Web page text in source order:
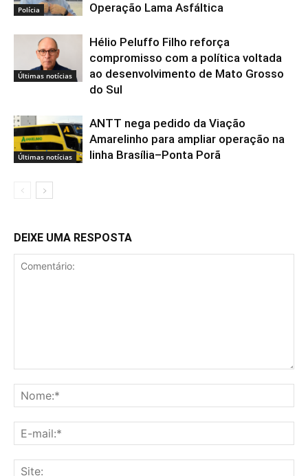
Polícia
Operação Lama Asfáltica
Últimas notícias
Hélio Peluffo Filho reforça
compromisso com a política voltada
ao desenvolvimento de Mato Grosso
do Sul
Últimas notícias
ANTT nega pedido da Viação
Amarelinho para ampliar operação na
linha Brasília–Ponta Porã
DEIXE UMA RESPOSTA